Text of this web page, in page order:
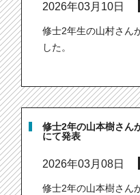
2026年03月10日
修士2年生の山村さん
した。
修士2年の山本樹さん
にて発表
2026年03月08日
修士2年の山本樹さん